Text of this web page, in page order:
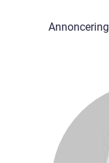
Annoncering